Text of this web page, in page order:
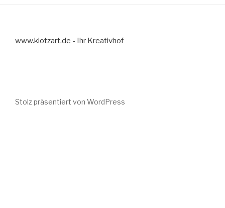
www.klotzart.de - Ihr Kreativhof
Stolz präsentiert von WordPress